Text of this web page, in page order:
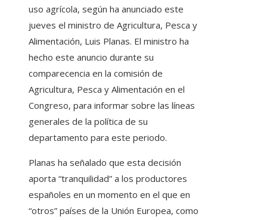
uso agrícola, según ha anunciado este
jueves el ministro de Agricultura, Pesca y
Alimentación, Luis Planas. El ministro ha
hecho este anuncio durante su
comparecencia en la comisión de
Agricultura, Pesca y Alimentación en el
Congreso, para informar sobre las líneas
generales de la política de su
departamento para este periodo.
Planas ha señalado que esta decisión
aporta “tranquilidad” a los productores
españoles en un momento en el que en
“otros” países de la Unión Europea, como